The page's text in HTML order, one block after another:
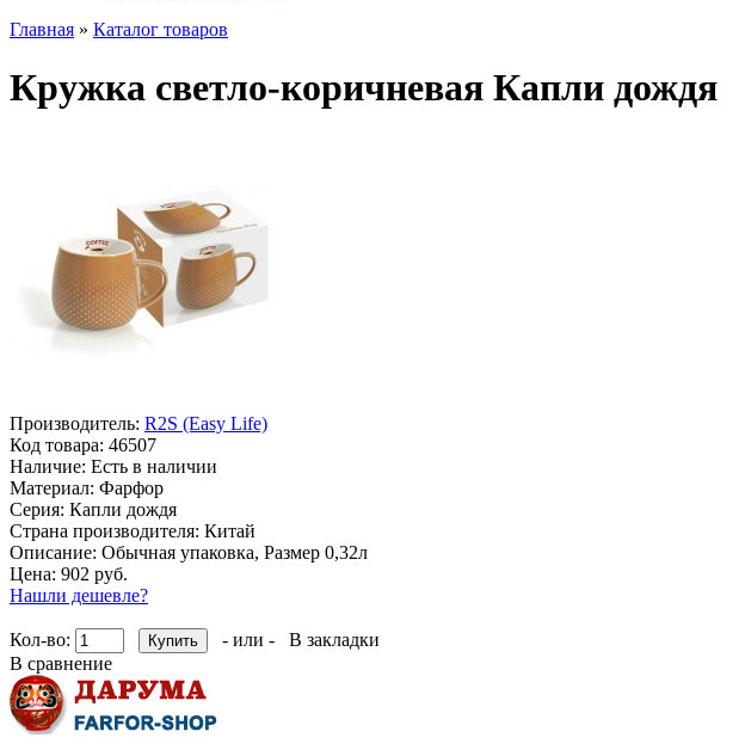
Главная » Каталог товаров
Кружка светло-коричневая Капли дождя
Производитель: R2S (Easy Life)
Код товара: 46507
Наличие: Есть в наличии
Материал: Фарфор
Серия: Капли дождя
Страна производителя: Китай
Описание: Обычная упаковка, Размер 0,32л
Цена: 902 руб.
Нашли дешевле?
Кол-во: - или -
В закладки
В сравнение